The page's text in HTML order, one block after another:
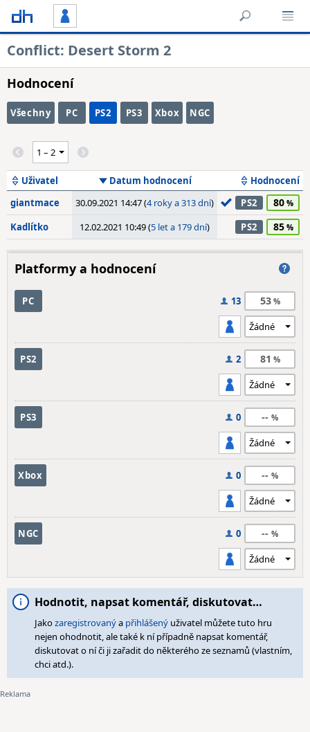
Conflict: Desert Storm 2
Hodnocení
Všechny PC PS2 PS3 Xbox NGC
Uživatel Datum hodnocení
Hodnocení
giantmace
30.09.2021 14:47 (4 roky a 313 dní) PS2 80
Kadlítko 12.02.2021 10:49 (5 let a 179 dní) PS2 85
Platformy a hodnocení
PC 13 53
PS2 2 81
PS3 0 --
Xbox 0 --
NGC 0 --
Hodnotit, napsat komentář, diskutovat…
Jakozaregistrovanýa přihlášený uživatel můžete tuto hru
nejen ohodnotit, ale také k ní případně napsat komentář,
diskutovat o ní či ji zařadit do některého ze seznamů (vlastním,
chci atd.).